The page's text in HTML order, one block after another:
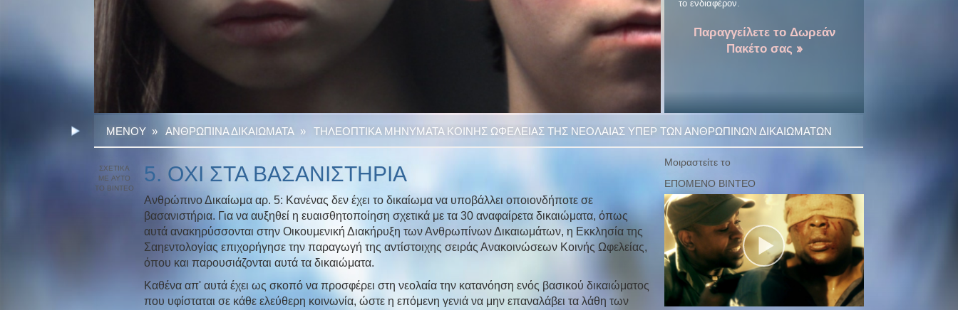
Video
ΜΕΝΟΥ » ΑΝΘΡΩΠΙΝΑ ΔΙΚΑΙΩΜΑΤΑ » ΤΗΛΕΟΠΤΙΚΑ ΜΗΝΥΜΑΤΑ ΚΟΙΝΗΣ ΩΦΕΛΕΙΑΣ ΤΗΣ ΝΕΟΛΑΙΑΣ ΥΠΕΡ ΤΩΝ ΑΝΘΡΩΠΙΝΩΝ ΔΙΚΑΙΩΜΑΤΩΝ
το ενδιαφέρον.
Παραγγείλετε το Δωρεάν
Πακέτο σας »
5. ΟΧΙ ΣΤΑ ΒΑΣΑΝΙΣΤΗΡΙΑ
Ανθρώπινο Δικαίωμα αρ. 5: Κανένας δεν έχει το δικαίωμα να υποβάλλει οποιονδήποτε σε
βασανιστήρια. Για να αυξηθεί η ευαισθητοποίηση σχετικά με τα 30 αναφαίρετα δικαιώματα, όπως
αυτά ανακηρύσσονται στην Οικουμενική Διακήρυξη των Ανθρωπίνων Δικαιωμάτων, η Εκκλησία της
Σαηεντολογίας επιχορήγησε την παραγωγή της αντίστοιχης σειράς Ανακοινώσεων Κοινής Ωφελείας,
όπου και παρουσιάζονται αυτά τα δικαιώματα.
Καθένα απ' αυτά έχει ως σκοπό να προσφέρει στη νεολαία την κατανόηση ενός βασικού δικαιώματος
που υφίσταται σε κάθε ελεύθερη κοινωνία, ώστε η επόμενη γενιά να μην επαναλάβει τα λάθη των
Μοιραστείτε το